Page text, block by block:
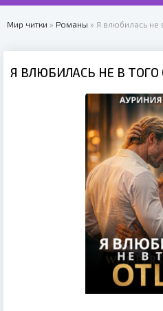
Мир читки » Романы » Я влюбилась не
Я ВЛЮБИЛАСЬ НЕ В ТОГО